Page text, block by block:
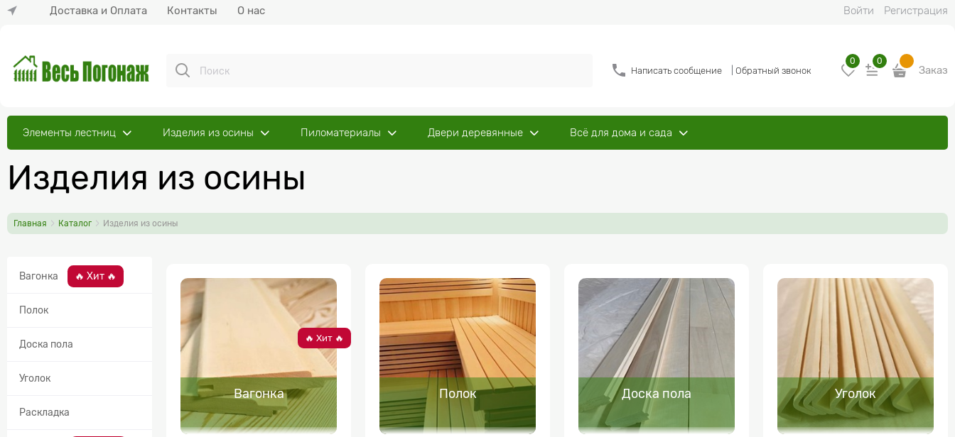
Доставка и Оплата Контакты О нас Войти Регистрация
Написать сообщение Обратный звонок
0 0
Заказ
Элементы лестниц Изделия из осины Пиломатериалы Двери деревянные Всё для дома и сада
Изделия из осины
Главная Каталог Изделия из осины
Вагонка 🔥 Хит 🔥
Полок
Доска пола
Уголок
Раскладка
Вагонка
🔥 Хит 🔥
Полок Доска пола Уголок